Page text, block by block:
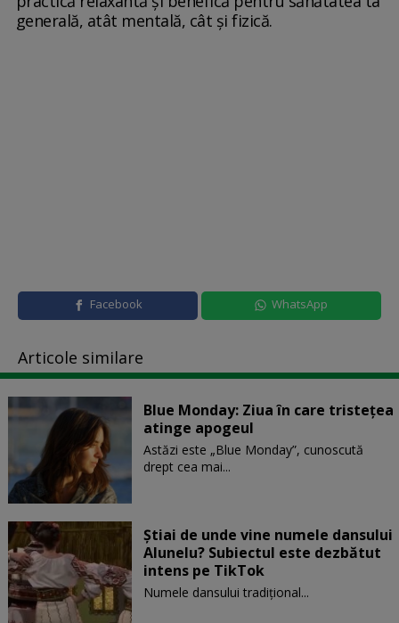
generală, atât mentală, cât și fizică.
Facebook WhatsApp
Articole similare
Blue Monday: Ziua în care tristețea
atinge apogeul
Astăzi este „Blue Monday”, cunoscută
drept cea mai...
Știai de unde vine numele dansului
Alunelu? Subiectul este dezbătut
intens pe TikTok
Numele dansului tradițional...